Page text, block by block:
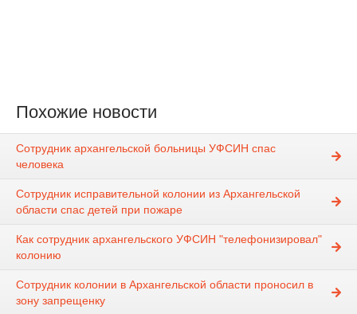
Похожие новости
Сотрудник архангельской больницы УФСИН спас
человека
Сотрудник исправительной колонии из Архангельской
области спас детей при пожаре
Как сотрудник архангельского УФСИН "телефонизировал"
колонию
Сотрудник колонии в Архангельской области проносил в
зону запрещенку